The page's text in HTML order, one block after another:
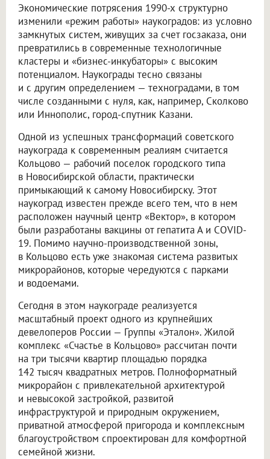
Экономические потрясения 1990-х структурно
изменили «режим работы» наукоградов: из условно
замкнутых систем, живущих за счет госзаказа, они
превратились в современные технологичные
кластеры и «бизнес-инкубаторы» с высоким
потенциалом. Наукограды тесно связаны
и с другим определением — техноградами, в том
числе созданными с нуля, как, например, Сколково
или Иннополис, город-спутник Казани.
Одной из успешных трансформаций советского
наукограда к современным реалиям считается
Кольцово — рабочий поселок городского типа
в Новосибирской области, практически
примыкающий к самому Новосибирску. Этот
наукоград известен прежде всего тем, что в нем
расположен научный центр «Вектор», в котором
были разработаны вакцины от гепатита А и COVID-
19. Помимо научно-производственной зоны,
в Кольцово есть уже знакомая система развитых
микрорайонов, которые чередуются с парками
и водоемами.
Сегодня в этом наукограде реализуется
масштабный проект одного из крупнейших
девелоперов России — Группы «Эталон». Жилой
комплекс «Счастье в Кольцово» рассчитан почти
на три тысячи квартир площадью порядка
142 тысяч квадратных метров. Полноформатный
микрорайон с привлекательной архитектурой
и невысокой застройкой, развитой
инфраструктурой и природным окружением,
приватной атмосферой пригорода и комплексным
благоустройством спроектирован для комфортной
семейной жизни.